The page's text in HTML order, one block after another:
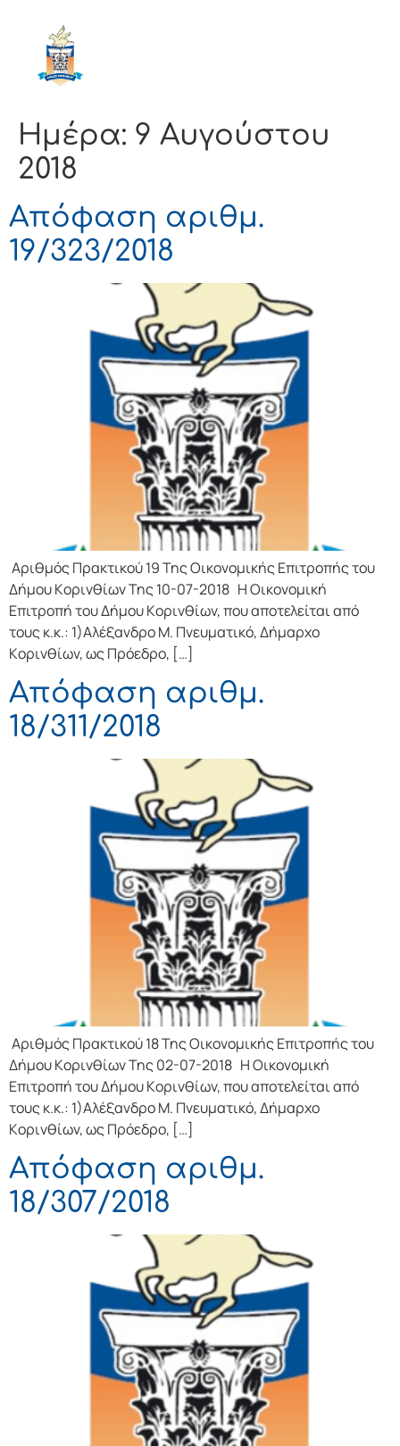
Ημέρα: 9 Αυγούστου
2018
Απόφαση αριθμ.
19/323/2018
Αριθμός Πρακτικού 19 Της Οικονομικής Επιτρoπής τoυ
Δήμoυ Κoριvθίωv Της 10-07-2018 Η Οικονομική
Επιτρoπή τoυ Δήμoυ Κoριvθίωv, πoυ απoτελείται από
τoυς κ.κ.: 1)Αλέξανδρο Μ. Πνευματικό, Δήμαρχo
Κoριvθίωv, ως Πρόεδρo, […]
Απόφαση αριθμ.
18/311/2018
Αριθμός Πρακτικού 18 Της Οικονομικής Επιτρoπής τoυ
Δήμoυ Κoριvθίωv Της 02-07-2018 Η Οικονομική
Επιτρoπή τoυ Δήμoυ Κoριvθίωv, πoυ απoτελείται από
τoυς κ.κ.: 1)Αλέξανδρο Μ. Πνευματικό, Δήμαρχo
Κoριvθίωv, ως Πρόεδρo, […]
Απόφαση αριθμ.
18/307/2018